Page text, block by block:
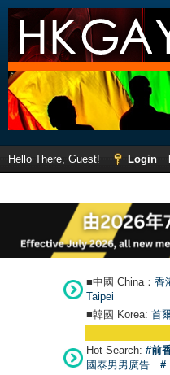
Hello There, Guest! Login
■中國 China： 香
Taipei
■韓國 Korea: 首
Hot Search: #前
國泰男男廣告
#